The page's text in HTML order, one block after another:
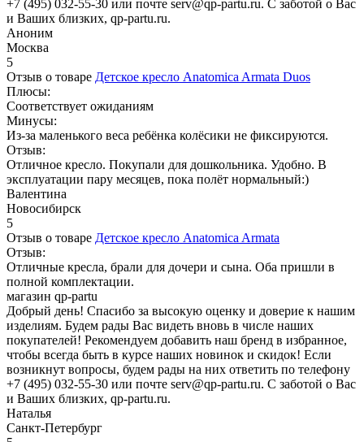
+7 (495) 032-55-30 или почте serv@qp-partu.ru. С заботой о Вас
и Ваших близких, qp-partu.ru.
Аноним
Москва
5
Отзыв о товаре Детское кресло Anatomica Armata Duos
Плюсы:
Соответствует ожиданиям
Минусы:
Из-за маленького веса ребёнка колёсики не фиксируются.
Отзыв:
Отличное кресло. Покупали для дошкольника. Удобно. В
эксплуатации пару месяцев, пока полёт нормальный:)
Валентина
Новосибирск
5
Отзыв о товаре Детское кресло Anatomica Armata
Отзыв:
Отличные кресла, брали для дочери и сына. Оба пришли в
полной комплектации.
магазин qp-partu
Добрый день! Спасибо за высокую оценку и доверие к нашим
изделиям. Будем рады Вас видеть вновь в числе наших
покупателей! Рекомендуем добавить наш бренд в избранное,
чтобы всегда быть в курсе наших новинок и скидок! Если
возникнут вопросы, будем рады на них ответить по телефону
+7 (495) 032-55-30 или почте serv@qp-partu.ru. С заботой о Вас
и Ваших близких, qp-partu.ru.
Наталья
Санкт-Петербург